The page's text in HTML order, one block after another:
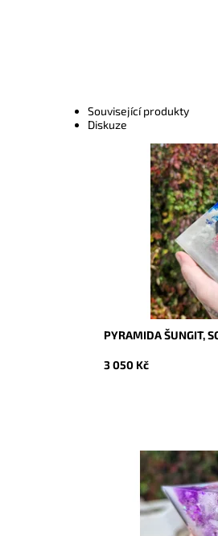
Související produkty
Diskuze
Dostupnost:
9958
PYRAMIDA ŠUNGIT,
3 050 Kč
Dostupnost:
9938